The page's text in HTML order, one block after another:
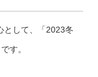
として、「2023冬
す。